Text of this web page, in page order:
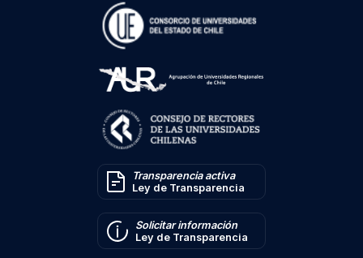
Transparencia activa
Ley de Transparencia
Solicitar información
Ley de Transparencia